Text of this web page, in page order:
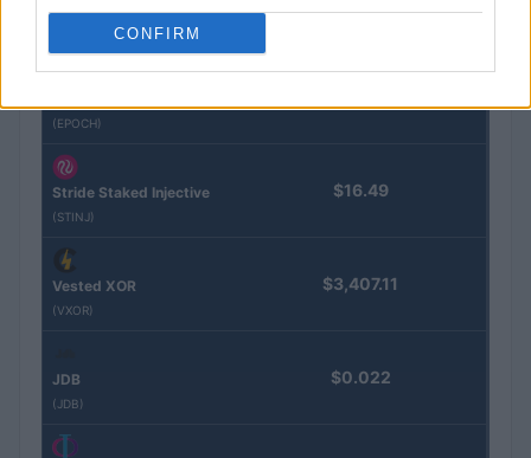
CONFIRM
(STEAKEURCV)
(EPOCH)
Stride Staked Injective
(STINJ)
$16.49
Vested XOR
(VXOR)
$3,407.11
JDB
(JDB)
$0.022